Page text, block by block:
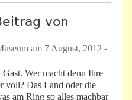
von
am 7 August, 2012 -
Wer macht denn Ihre
voll? Das Land oder die
am Ring so alles machbar